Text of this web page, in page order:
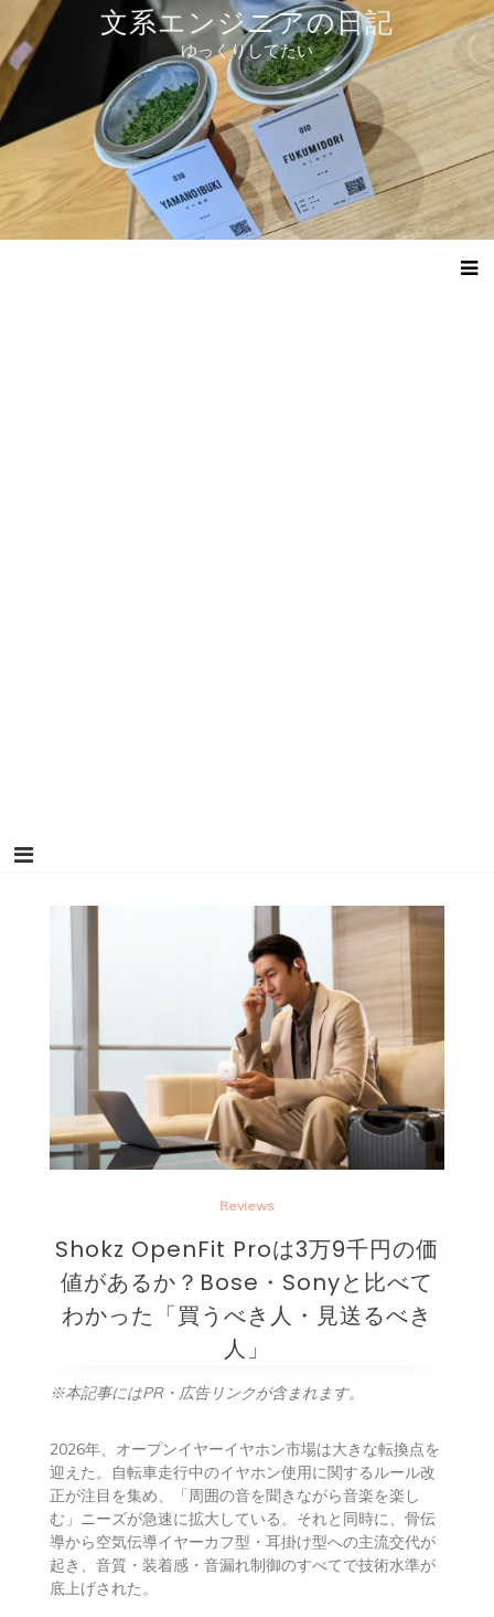
テ
ツ
へ
ス
ッ
プ
文系エンジニアの日記
ゆっくりしてたい
Reviews
Shokz OpenFit Proは3万9千円の価
値があるか？Bose・Sonyと比べて
わかった「買うべき人・見送るべき
人」
※本記事にはPR・広告リンクが含まれます。
2026年、オープンイヤーイヤホン市場は大きな転換点を
迎えた。自転車走行中のイヤホン使用に関するルール改
正が注目を集め、「周囲の音を聞きながら音楽を楽し
む」ニーズが急速に拡大している。それと同時に、骨伝
導から空気伝導イヤーカフ型・耳掛け型への主流交代が
起き、音質・装着感・音漏れ制御のすべてで技術水準が
底上げされた。